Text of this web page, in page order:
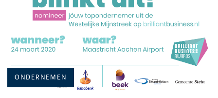
ONDERNEMEN